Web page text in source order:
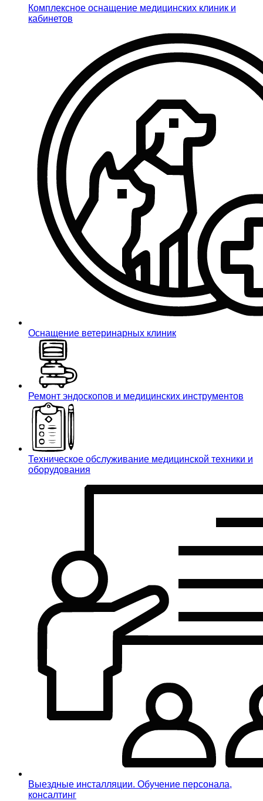
Комплексное оснащение медицинских клиник и
кабинетов
Оснащение ветеринарных клиник
Ремонт эндоскопов и медицинских инструментов
Техническое обслуживание медицинской техники и
оборудования
Выездные инсталляции. Обучение персонала,
консалтинг